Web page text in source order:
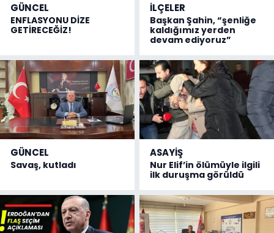
GÜNCEL
ENFLASYONU DİZE
GETİRECEĞİZ!
İLÇELER
Başkan Şahin, “şenliğe
kaldığımız yerden
devam ediyoruz”
GÜNCEL
Savaş, kutladı
ASAYİŞ
Nur Elif’in ölümüyle ilgili
ilk duruşma görüldü